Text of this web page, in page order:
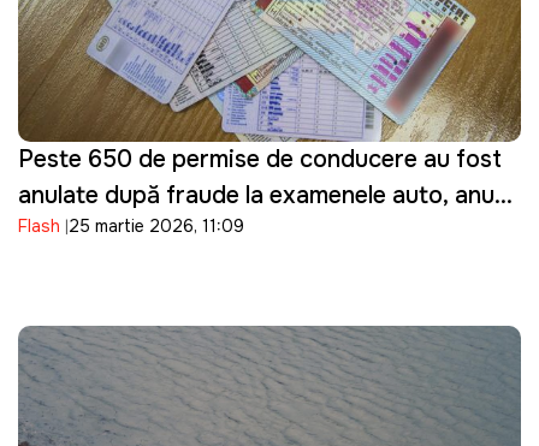
Peste 650 de permise de conducere au fost
anulate după fraude la examenele auto, anunţă
ASP
Flash 25 martie 2026, 11:09